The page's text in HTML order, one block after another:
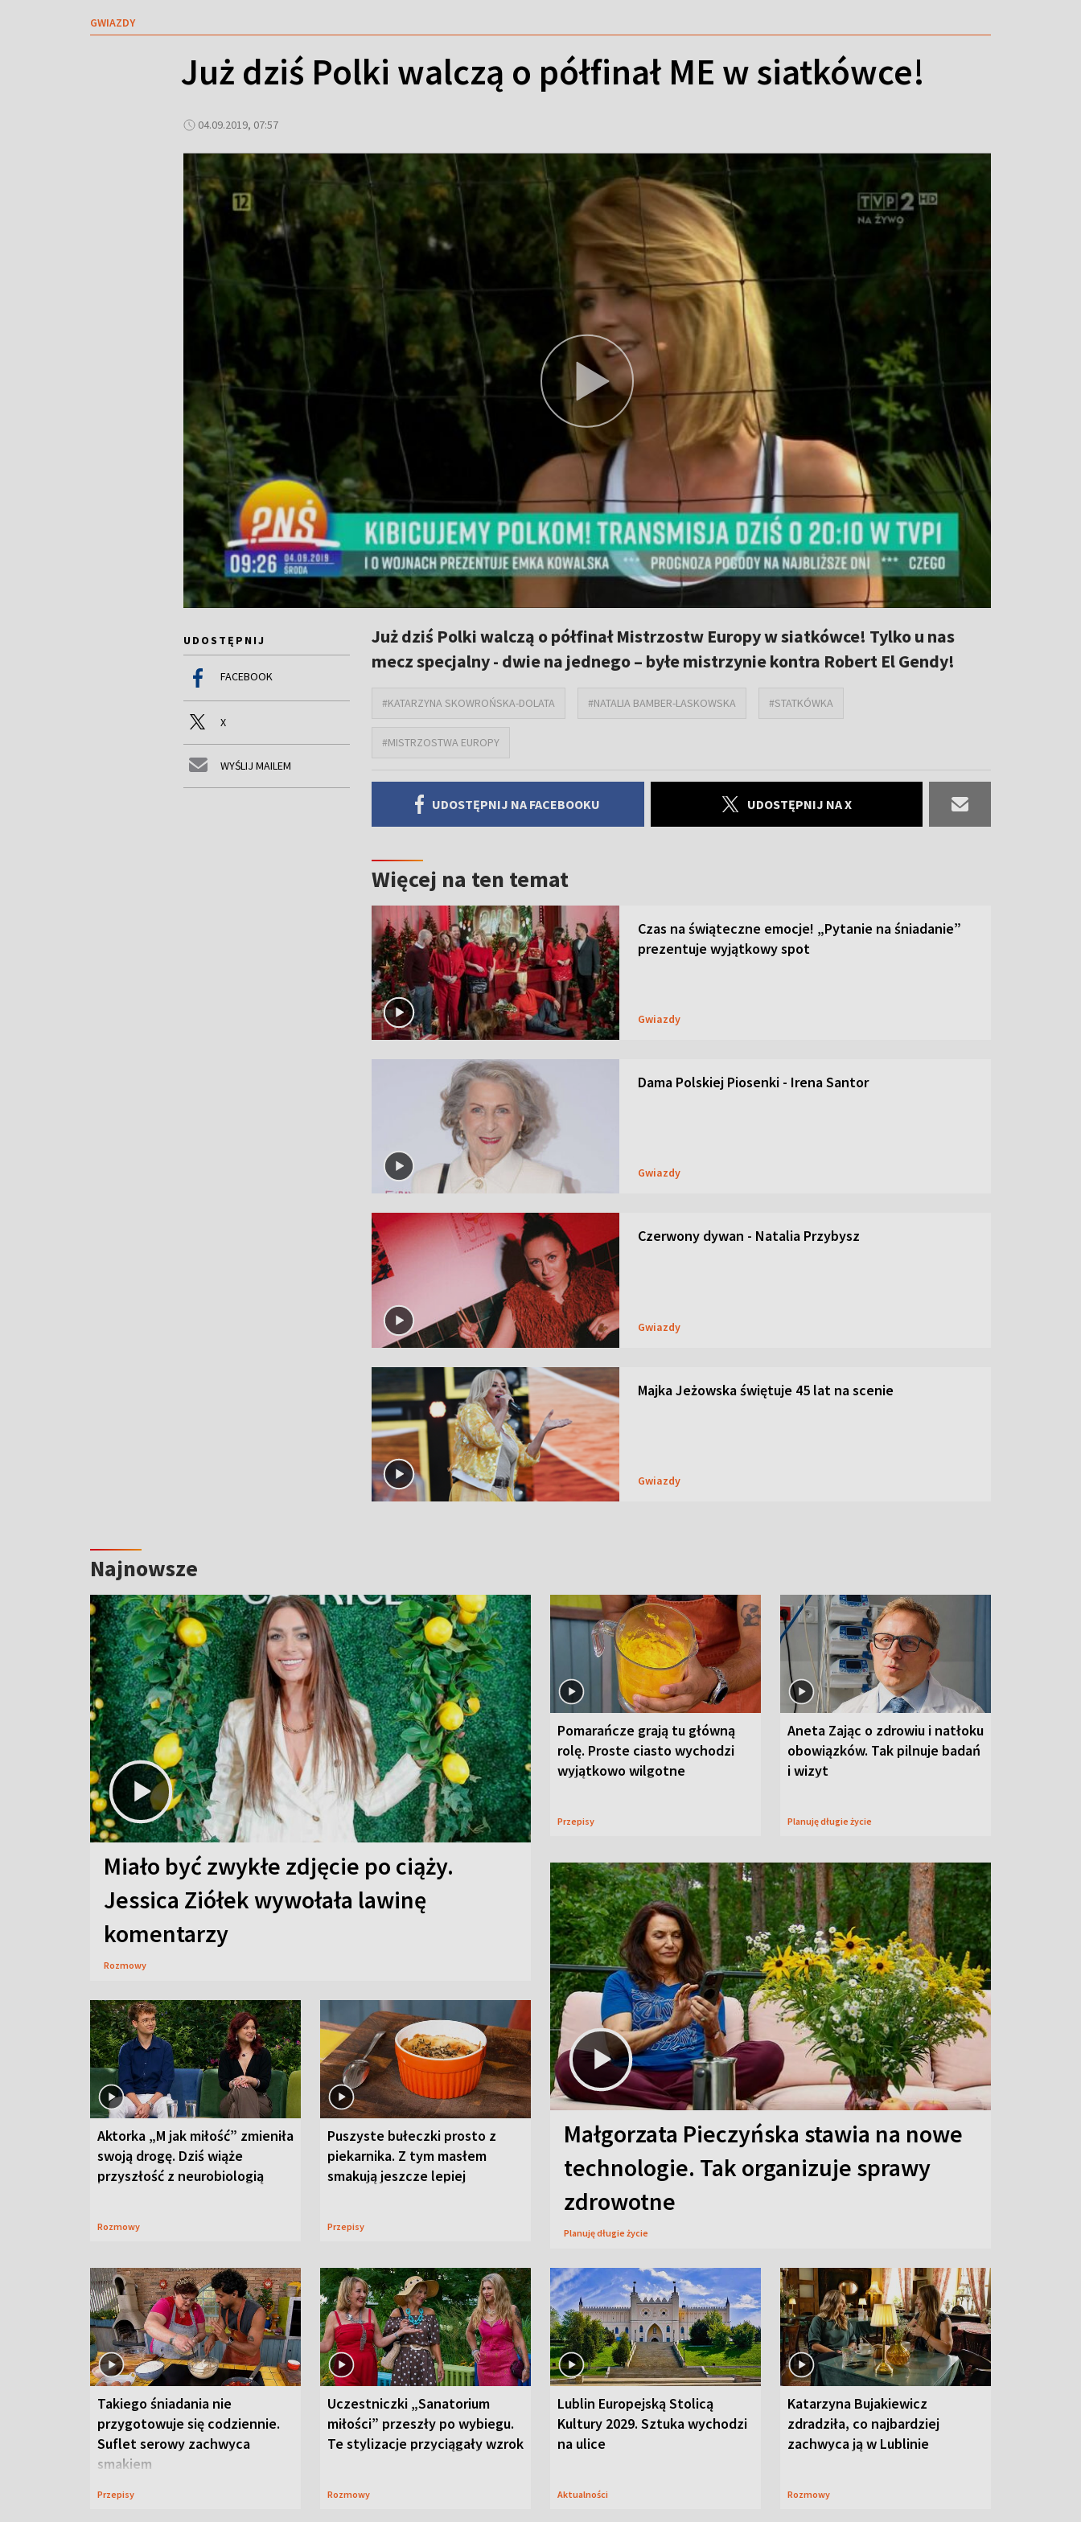
GWIAZDY
Już dziś Polki walczą o półfinał ME w siatkówce!
04.09.2019, 07:57
UDOSTĘPNIJ
FACEBOOK
X
WYŚLIJ MAILEM
Już dziś Polki walczą o półfinał Mistrzostw Europy w siatkówce! Tylko u nas
mecz specjalny - dwie na jednego – byłe mistrzynie kontra Robert El Gendy!
#KATARZYNA SKOWROŃSKA-DOLATA #NATALIA BAMBER-LASKOWSKA #STATKÓWKA
#MISTRZOSTWA EUROPY
UDOSTĘPNIJ NA FACEBOOKU UDOSTĘPNIJ NA X
Więcej na ten temat
Czas na świąteczne emocje! „Pytanie na śniadanie”
prezentuje wyjątkowy spot
Gwiazdy
Dama Polskiej Piosenki - Irena Santor
Gwiazdy
Czerwony dywan - Natalia Przybysz
Gwiazdy
Majka Jeżowska świętuje 45 lat na scenie
Gwiazdy
Najnowsze
Miało być zwykłe zdjęcie po ciąży.
Jessica Ziółek wywołała lawinę
komentarzy
Rozmowy
Pomarańcze grają tu główną
rolę. Proste ciasto wychodzi
wyjątkowo wilgotne
Przepisy
Aneta Zając o zdrowiu i natłoku
obowiązków. Tak pilnuje badań
i wizyt
Planuję długie życie
Aktorka „M jak miłość” zmieniła
swoją drogę. Dziś wiąże
przyszłość z neurobiologią
Rozmowy
Puszyste bułeczki prosto z
piekarnika. Z tym masłem
smakują jeszcze lepiej
Przepisy
Małgorzata Pieczyńska stawia na nowe
technologie. Tak organizuje sprawy
zdrowotne
Planuję długie życie
Takiego śniadania nie
przygotowuje się codziennie.
Suflet serowy zachwyca
smakiem
Przepisy
Uczestniczki „Sanatorium
miłości” przeszły po wybiegu.
Te stylizacje przyciągały wzrok
Rozmowy
Lublin Europejską Stolicą
Kultury 2029. Sztuka wychodzi
na ulice
Aktualności
Katarzyna Bujakiewicz
zdradziła, co najbardziej
zachwyca ją w Lublinie
Rozmowy